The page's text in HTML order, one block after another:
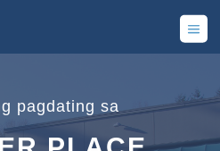
pagdating sa